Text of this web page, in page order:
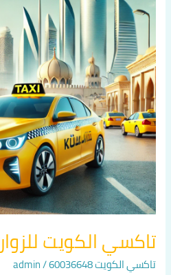
تاكسي الكويت للزوار
تاكسي الكويت 60036648 /
admin